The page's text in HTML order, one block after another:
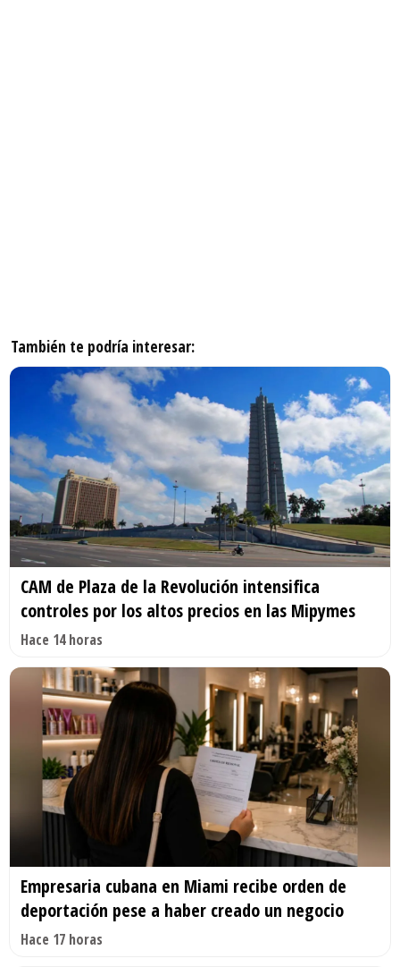
También te podría interesar:
CAM de Plaza de la Revolución intensifica
controles por los altos precios en las Mipymes
Hace 14 horas
Empresaria cubana en Miami recibe orden de
deportación pese a haber creado un negocio
Hace 17 horas